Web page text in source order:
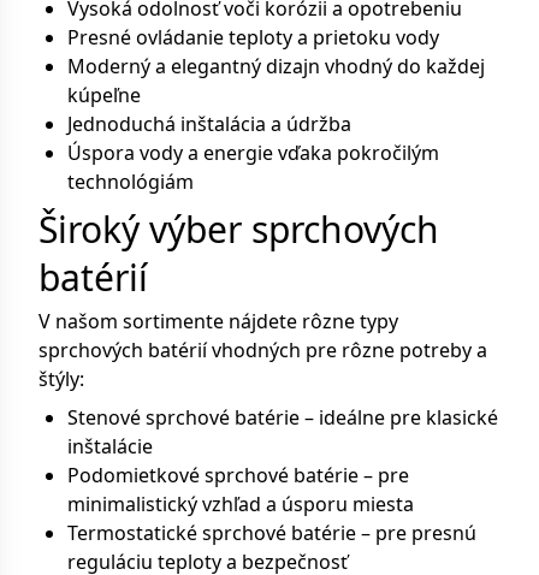
Vysoká odolnosť voči korózii a opotrebeniu
Presné ovládanie teploty a prietoku vody
Moderný a elegantný dizajn vhodný do každej
kúpeľne
Jednoduchá inštalácia a údržba
Úspora vody a energie vďaka pokročilým
technológiám
Široký výber sprchových
batérií
V našom sortimente nájdete rôzne typy
sprchových batérií vhodných pre rôzne potreby a
štýly:
Stenové sprchové batérie – ideálne pre klasické
inštalácie
Podomietkové sprchové batérie – pre
minimalistický vzhľad a úsporu miesta
Termostatické sprchové batérie – pre presnú
reguláciu teploty a bezpečnosť